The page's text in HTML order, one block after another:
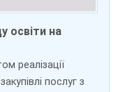
освіти на
реалізації
послуг з